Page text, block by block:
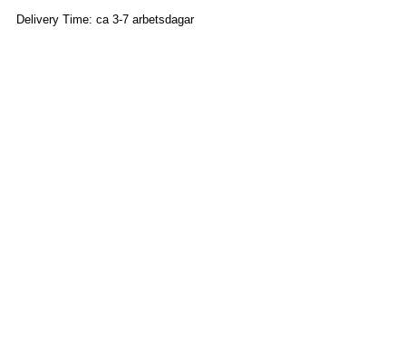
Delivery Time: ca 3-7 arbetsdagar